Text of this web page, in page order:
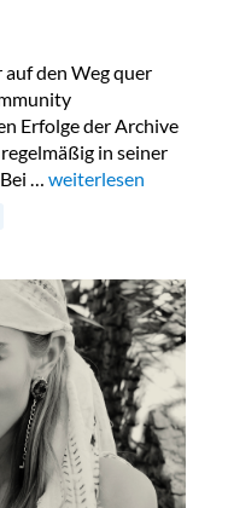
den Weg quer
Erfolge der Archive
in seiner
… „Lala Berlin Flash
weiterlesen